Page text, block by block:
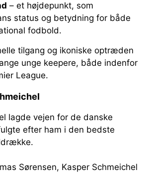
– et højdepunkt, som
status og betydning for både
fodbold.
tilgang og ikoniske optræden
unge keepere, både indenfor
League.
lagde vejen for de danske
efter ham i den bedste
Sørensen, Kasper Schmeichel